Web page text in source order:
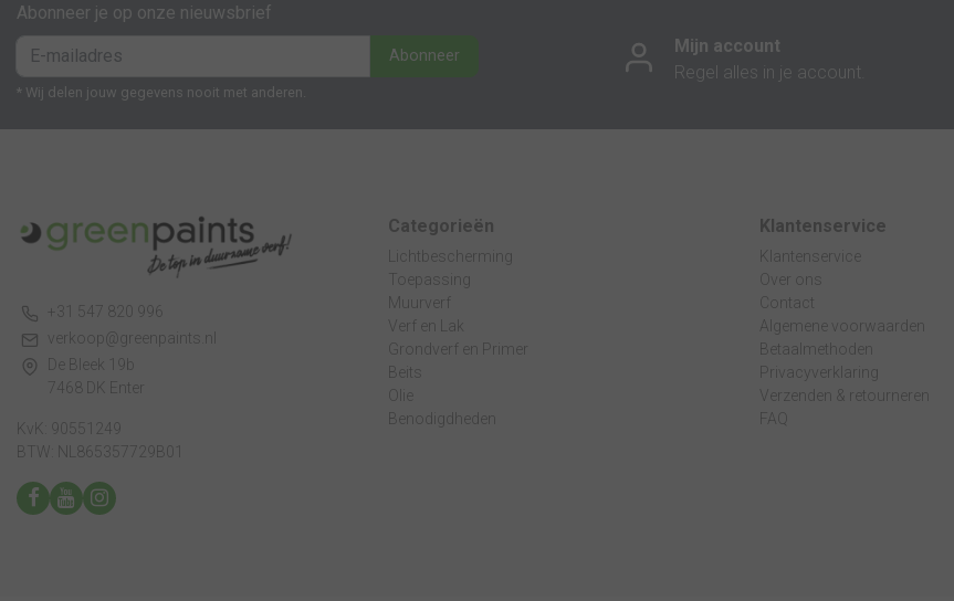
Abonneer je op onze nieuwsbrief
Abonneer
* Wij delen jouw gegevens nooit met anderen.
Mijn account
Regel alles in je account.
+31 547 820 996
verkoop@greenpaints.nl
De Bleek 19b
7468 DK Enter
KvK: 90551249
BTW: NL865357729B01
Categorieën
Lichtbescherming
Toepassing
Muurverf
Verf en Lak
Grondverf en Primer
Beits
Olie
Benodigdheden
Klantenservice
Klantenservice
Over ons
Contact
Algemene voorwaarden
Betaalmethoden
Privacyverklaring
Verzenden & retourneren
FAQ